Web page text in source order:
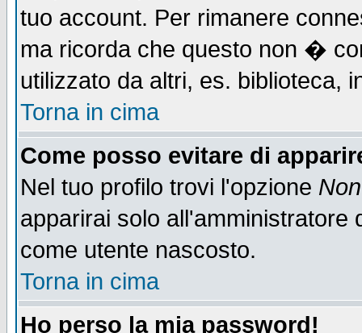
tuo account. Per rimanere
ma ricorda che questo non �
utilizzato da altri, es.
Torna in cima
Come posso evitare di
Nel tuo profilo trovi l'opzione
apparirai solo all'amministratore
come utente nascosto.
Torna in cima
Ho perso la mia password!